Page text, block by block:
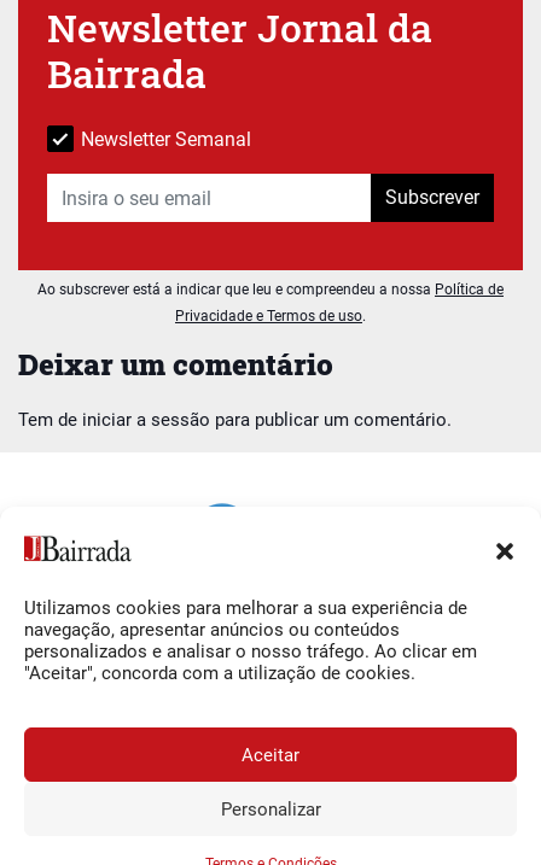
Utilizamos cookies para melhorar a sua experiência de
navegação, apresentar anúncios ou conteúdos
personalizados e analisar o nosso tráfego. Ao clicar em
"Aceitar", concorda com a utilização de cookies.
Aceitar
Personalizar
Deixar um comentário
Tem de iniciar a sessão para publicar um comentário.
Newsletter Jornal da
Bairrada
Newsletter Semanal
Subscrever
Ao subscrever está a indicar que leu e compreendeu a nossa Política de
Privacidade e Termos de uso.
Siga-nos
Facebook
O Jornal da Bairrada
Contactos
Termos e Condições
© 2026 Jornal da Bairrada